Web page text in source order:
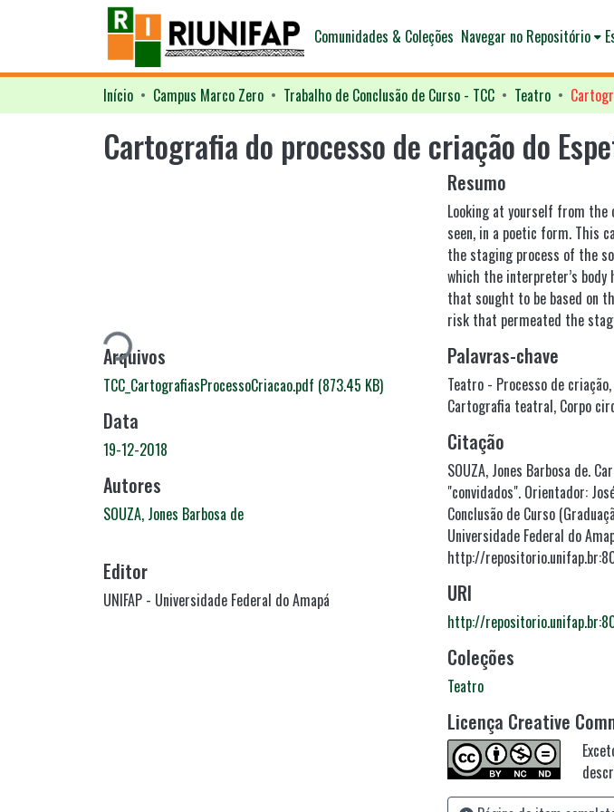
Comunidades & Coleções Navegar no Repositório
Início Campus Marco Zero Trabalho de Conclusão de Curso - TCC Teatro
Cartografia do processo de criação do
Carregando...
Arquivos
TCC_CartografiasProcessoCriacao.pdf (873.45 KB)
Data
19-12-2018
Autores
SOUZA, Jones Barbosa de
Editor
UNIFAP - Universidade Federal do Amapá
Resumo
Looking at yourself from
seen, in a poetic form. This
the staging process of the
which the interpreter’s
that sought to be based on
risk that permeated the
Palavras-chave
Teatro - Processo de criação,
Cartografia teatral, Corpo
Citação
SOUZA, Jones Barbosa de.
"convidados". Orientador:
Conclusão de Curso
Universidade Federal do
http://
URI
http://
Coleções
Teatro
Licença Creative